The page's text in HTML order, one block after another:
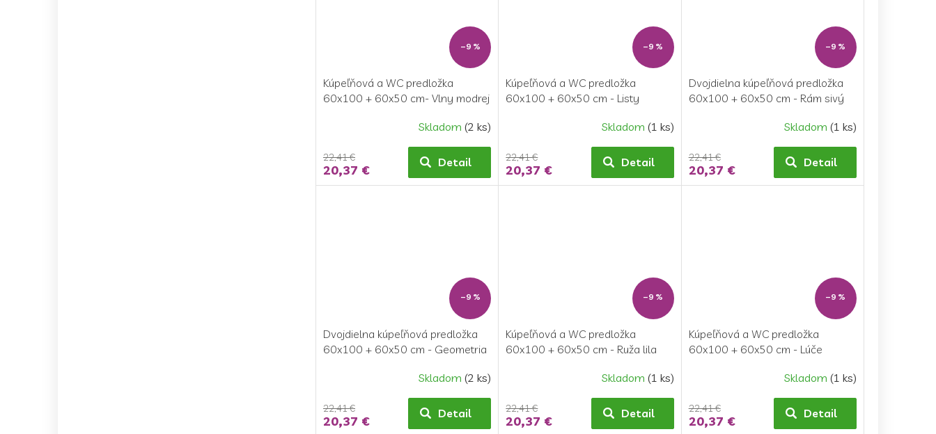
–9 %
Kúpeľňová a WC predložka
60x100 + 60x50 cm- Vlny modrej
Skladom(2 ks)
22,41 €
20,37 € Detail
–9 %
Kúpeľňová a WC predložka
60x100 + 60x50 cm - Listy
Skladom (1 ks)
22,41 €
20,37 € Detail
–9 %
Dvojdielna kúpeľňová predložka
60x100 + 60x50 cm - Rám sivý
Skladom (1 ks)
22,41 €
20,37 € Detail
–9 %
Dvojdielna kúpeľňová predložka
60x100 + 60x50 cm - Geometria
Skladom(2 ks)
22,41 €
20,37 € Detail
–9 %
Kúpeľňová a WC predložka
60x100 + 60x50 cm - Ruža lila
produktu
je
Skladom (1 ks)
22,41 €
20,37 € Detail
–9 %
Kúpeľňová a WC predložka
60x100 + 60x50 cm - Lúče
Skladom (1 ks)
22,41 €
20,37 € Detail